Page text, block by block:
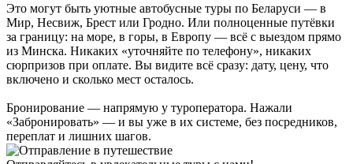
Это могут быть уютные автобусные туры по Беларуси — в
Мир, Несвиж, Брест или Гродно. Или полноценные путёвки
за границу: на море, в горы, в Европу — всё с выездом прямо
из Минска. Никаких «уточняйте по телефону», никаких
сюрпризов при оплате. Вы видите всё сразу: дату, цену, что
включено и сколько мест осталось.
Бронирование — напрямую у туроператора. Нажали
«Забронировать» — и вы уже в их системе, без посредников,
переплат и лишних шагов.